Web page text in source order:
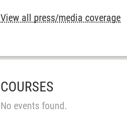
View all press/media coverage
COURSES
No events found.